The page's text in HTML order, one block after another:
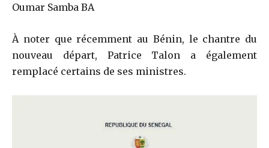
Oumar Samba BA
À noter que récemment au Bénin, le chantre du
nouveau départ, Patrice Talon a également
remplacé certains de ses ministres.